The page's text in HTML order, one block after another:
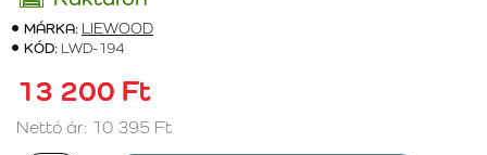
MÁRKA: LIEWOOD
KÓD: LWD-194
13 200 Ft
Nettó ár: 10 395 Ft